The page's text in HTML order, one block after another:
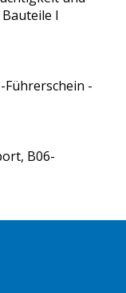
I
Führerschein -
B06-